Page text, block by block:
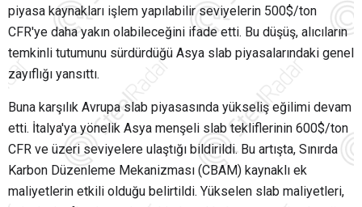
piyasa kaynakları işlem yapılabilir seviyelerin 500$/ton
CFR'ye daha yakın olabileceğini ifade etti. Bu düşüş, alıcıların
temkinli tutumunu sürdürdüğü Asya slab piyasalarındaki genel
zayıflığı yansıttı.
Buna karşılık Avrupa slab piyasasında yükseliş eğilimi devam
etti. İtalya'ya yönelik Asya menşeli slab tekliflerinin 600$/ton
CFR ve üzeri seviyelere ulaştığı bildirildi. Bu artışta, Sınırda
Karbon Düzenleme Mekanizması (CBAM) kaynaklı ek
maliyetlerin etkili olduğu belirtildi. Yükselen slab maliyetleri,